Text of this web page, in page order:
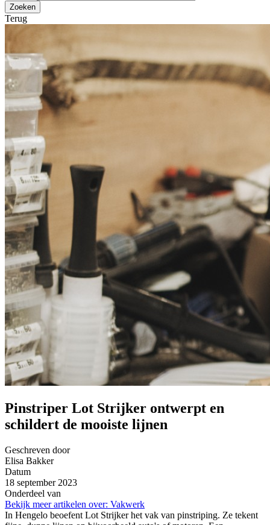
Terug
Pinstriper Lot Strijker ontwerpt en
schildert de mooiste lijnen
Geschreven door
Elisa Bakker
Datum
18 september 2023
Onderdeel van
Bekijk meer artikelen over: Vakwerk
In Hengelo beoefent Lot Strijker het vak van pinstriping. Ze tekent